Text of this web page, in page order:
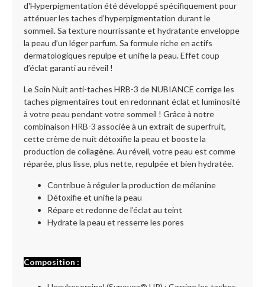
d'Hyperpigmentation été développé spécifiquement pour
atténuer les taches d’hyperpigmentation durant le
sommeil. Sa texture nourrissante et hydratante enveloppe
la peau d’un léger parfum. Sa formule riche en actifs
dermatologiques repulpe et unifie la peau. Effet coup
d’éclat garanti au réveil !
Le Soin Nuit anti-taches HRB-3 de NUBIANCE corrige les
taches pigmentaires tout en redonnant éclat et luminosité
à votre peau pendant votre sommeil ! Grâce à notre
combinaison HRB-3 associée à un extrait de superfruit,
cette crème de nuit détoxifie la peau et booste la
production de collagène. Au réveil, votre peau est comme
réparée, plus lisse, plus nette, repulpée et bien hydratée.
Contribue à réguler la production de mélanine
Détoxifie et unifie la peau
Répare et redonne de l’éclat au teint
Hydrate la peau et resserre les pores
Composition :